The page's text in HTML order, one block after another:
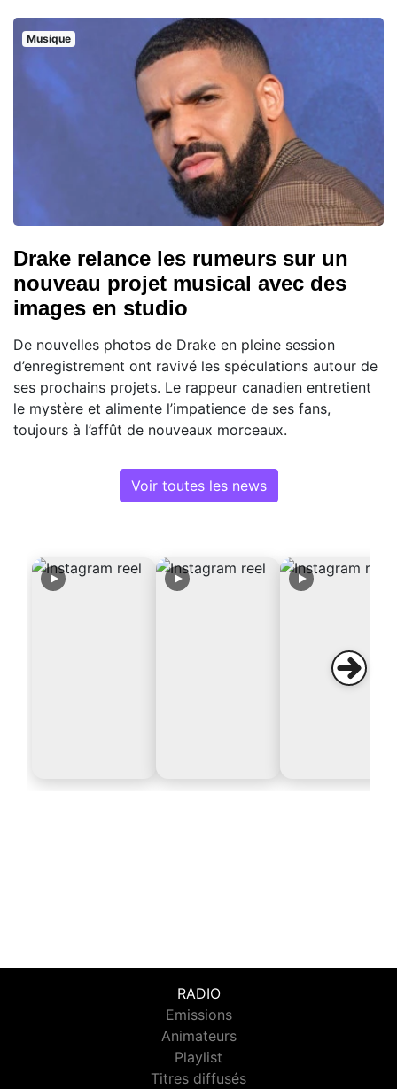
Musique
Drake relance les rumeurs sur un
nouveau projet musical avec des
images en studio
De nouvelles photos de Drake en pleine session
d’enregistrement ont ravivé les spéculations autour de
ses prochains projets. Le rappeur canadien entretient
le mystère et alimente l’impatience de ses fans,
toujours à l’affût de nouveaux morceaux.
Voir toutes les news
RADIO
Emissions
Animateurs
Playlist
Titres diffusés